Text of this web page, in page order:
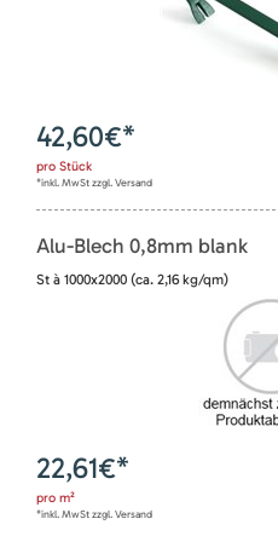
42,60€*
pro Stück
*inkl. MwSt zzgl. Versand
Alu-Blech 0,8mm blank
St à 1000x2000 (ca. 2,16 kg/qm)
22,61€*
pro m²
*inkl. MwSt zzgl. Versand